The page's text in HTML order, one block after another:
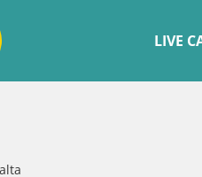
LIVE